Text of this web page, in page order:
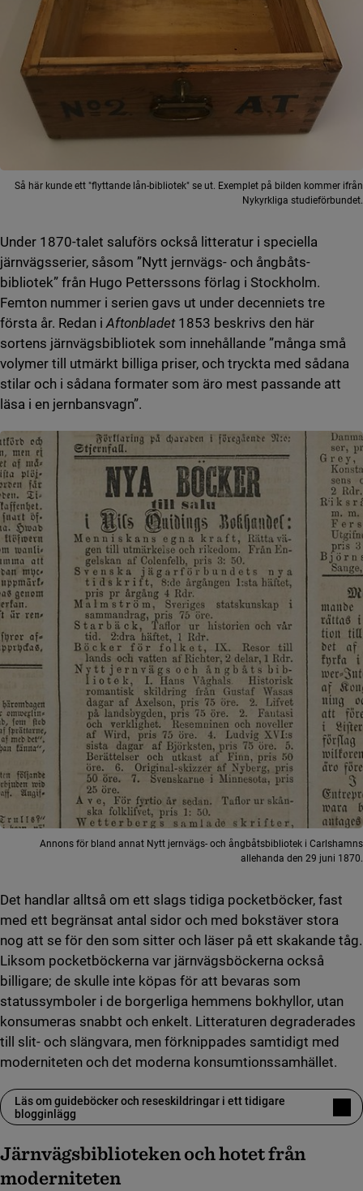
Så här kunde ett "flyttande lån-bibliotek" se ut. Exemplet på bilden kommer ifrån
Nykyrkliga studieförbundet.
Under 1870-talet saluförs också litteratur i speciella
järnvägsserier, såsom ”Nytt jernvägs- och ångbåts-
bibliotek” från Hugo Petterssons förlag i Stockholm.
Femton nummer i serien gavs ut under decenniets tre
första år. Redan iAftonbladet1853 beskrivs den här
sortens järnvägsbibliotek som innehållande ”många små
volymer till utmärkt billiga priser, och tryckta med sådana
stilar och i sådana formater som äro mest passande att
läsa i en jernbansvagn”.
Annons för bland annat Nytt jernvägs- och ångbåtsbibliotek i Carlshamns
allehanda den 29 juni 1870.
Det handlar alltså om ett slags tidiga pocketböcker, fast
med ett begränsat antal sidor och med bokstäver stora
nog att se för den som sitter och läser på ett skakande tåg.
Liksom pocketböckerna var järnvägsböckerna också
billigare; de skulle inte köpas för att bevaras som
statussymboler i de borgerliga hemmens bokhyllor, utan
konsumeras snabbt och enkelt. Litteraturen degraderades
till slit- och slängvara, men förknippades samtidigt med
moderniteten och det moderna konsumtionssamhället.
Läs om guideböcker och reseskildringar i ett tidigare
blogginlägg
Järnvägsbiblioteken och hotet från
moderniteten